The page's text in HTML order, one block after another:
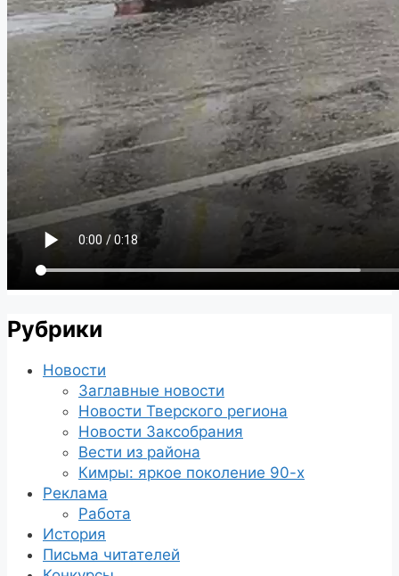
Рубрики
Новости
Заглавные новости
Новости Тверского региона
Новости Заксобрания
Вести из района
Кимры: яркое поколение 90-х
Реклама
Работа
История
Письма читателей